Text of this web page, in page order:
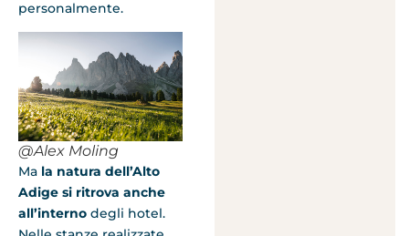
personalmente.
@Alex Moling
Ma la natura dell’Alto
Adige si ritrova anche
all’interno degli hotel.